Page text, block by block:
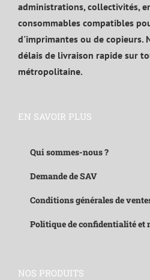
administrations, collectivités,
consommables compatibles
d'imprimantes ou de copieurs.
délais de livraison rapide sur
métropolitaine.
EN SAVOIR PLUS
Qui sommes-nous ?
Demande de SAV
Conditions générales de
Politique de confidentialité et
NOS PRODUITS